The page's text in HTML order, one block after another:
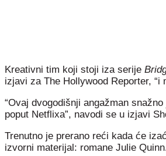
Kreativni tim koji stoji iza serije
izjavi za The Hollywood Reporter,
“Ovaj dvogodišnji angažman
poput Netflixa”, navodi se u izjavi
Trenutno je prerano reći kada će
izvorni materijal: romane Julie